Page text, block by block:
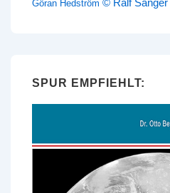
Göran Hedström © Ralf Sänger
SPUR EMPFIEHLT: